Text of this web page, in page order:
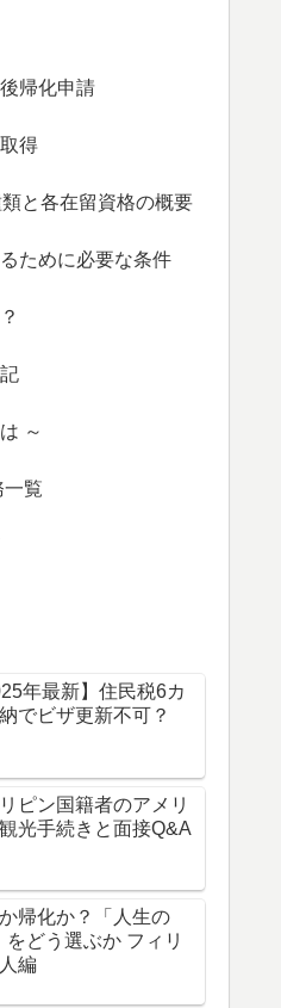
帰化申請
得
と各在留資格の概要
ために必要な条件
～
一覧
年最新】住民税6カ
でビザ更新不可？
ピン国籍者のアメリ
光手続きと面接Q&A
帰化か？「人生の
をどう選ぶか フィリ
編